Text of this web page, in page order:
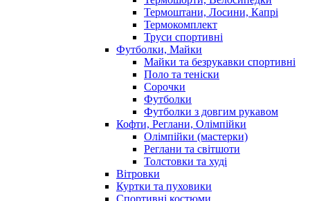
Термоштани, Лосини, Капрі
Термокомплект
Труси спортивні
Футболки, Майки
Майки та безрукавки спортивні
Поло та теніски
Сорочки
Футболки
Футболки з довгим рукавом
Кофти, Реглани, Олімпійки
Олімпійки (мастерки)
Реглани та світшоти
Толстовки та худі
Вітровки
Куртки та пуховики
Спортивні костюми